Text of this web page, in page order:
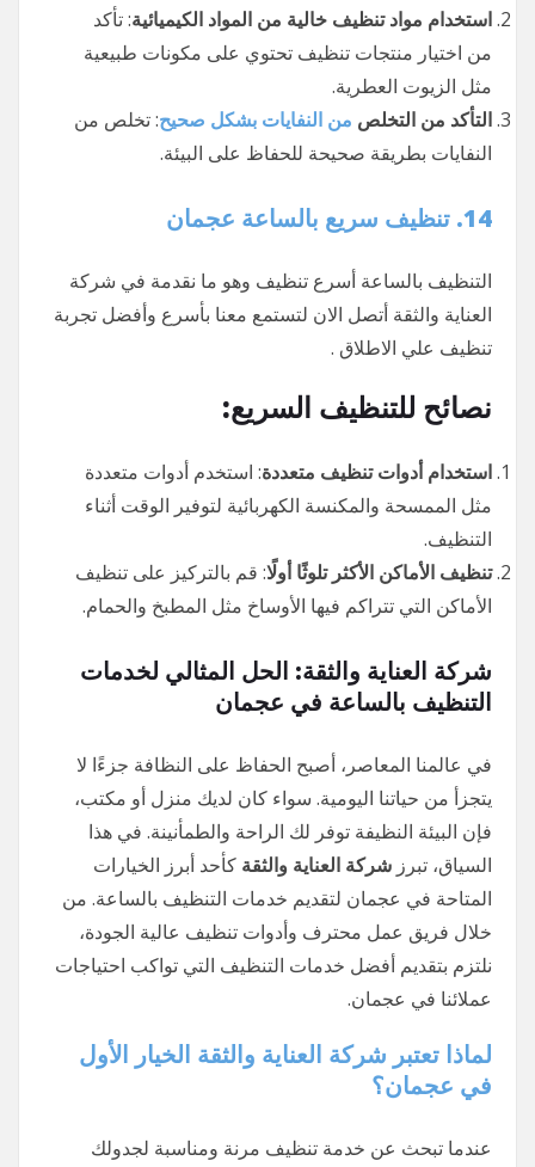
استخدام مواد تنظيف خالية من المواد الكيميائية: تأكد
من اختيار منتجات تنظيف تحتوي على مكونات طبيعية
مثل الزيوت العطرية.
التأكد من التخلص من النفايات بشكل صحيح: تخلص من
النفايات بطريقة صحيحة للحفاظ على البيئة.
14. تنظيف سريع بالساعة عجمان
التنظيف بالساعة أسرع تنظيف وهو ما نقدمة في شركة
العناية والثقة أتصل الان لتستمع معنا بأسرع وأفضل تجربة
تنظيف علي الاطلاق .
نصائح للتنظيف السريع:
استخدام أدوات تنظيف متعددة: استخدم أدوات متعددة
مثل الممسحة والمكنسة الكهربائية لتوفير الوقت أثناء
التنظيف.
تنظيف الأماكن الأكثر تلوثًا أولًا: قم بالتركيز على تنظيف
الأماكن التي تتراكم فيها الأوساخ مثل المطبخ والحمام.
شركة العناية والثقة: الحل المثالي لخدمات
التنظيف بالساعة في عجمان
في عالمنا المعاصر، أصبح الحفاظ على النظافة جزءًا لا
يتجزأ من حياتنا اليومية. سواء كان لديك منزل أو مكتب،
فإن البيئة النظيفة توفر لك الراحة والطمأنينة. في هذا
السياق، تبرز شركة العناية والثقة كأحد أبرز الخيارات
المتاحة في عجمان لتقديم خدمات التنظيف بالساعة. من
خلال فريق عمل محترف وأدوات تنظيف عالية الجودة،
نلتزم بتقديم أفضل خدمات التنظيف التي تواكب احتياجات
عملائنا في عجمان.
لماذا تعتبر شركة العناية والثقة الخيار الأول
في عجمان؟
عندما تبحث عن خدمة تنظيف مرنة ومناسبة لجدولك